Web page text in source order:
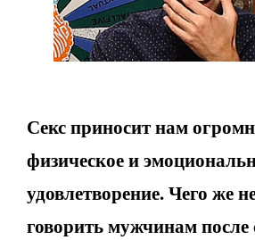
Секс приносит нам
физическое и
удовлетворение. Чего же
говорить мужчинам после